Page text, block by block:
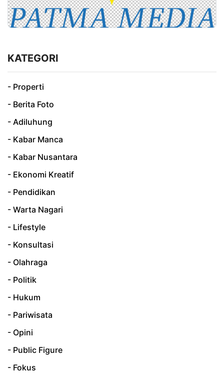
KATEGORI
- Properti
- Berita Foto
- Adiluhung
- Kabar Manca
- Kabar Nusantara
- Ekonomi Kreatif
- Pendidikan
- Warta Nagari
- Lifestyle
- Konsultasi
- Olahraga
- Politik
- Hukum
- Pariwisata
- Opini
- Public Figure
- Fokus